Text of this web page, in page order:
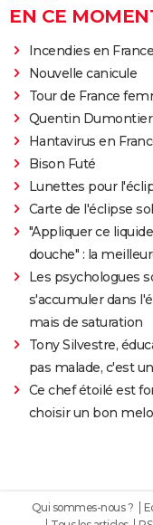
EN CE
Incendies en France
Nouvelle canicule
Tour de France
Quentin Dumontier
Hantavirus en
Bison Futé
Lunettes pour
Carte de l'éclipse
"Appliquer ce
douche" : la
Les psychologues
s'accumuler dans
mais de saturation
Tony Silvestre,
pas malade, c'est
Ce chef étoilé est
choisir un bon
Qui sommes-nous ?